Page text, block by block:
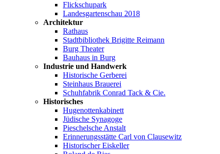
Flickschupark
Landesgartenschau 2018
Architektur
Rathaus
Stadtbibliothek Brigitte Reimann
Burg Theater
Bauhaus in Burg
Industrie und Handwerk
Historische Gerberei
Steinhaus Brauerei
Schuhfabrik Conrad Tack & Cie.
Historisches
Hugenottenkabinett
Jüdische Synagoge
Pieschelsche Anstalt
Erinnerungsstätte Carl von Clausewitz
Historischer Eiskeller